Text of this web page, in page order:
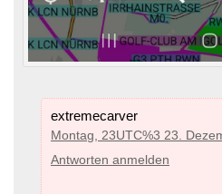
extremecarver
Montag, 23UTC%3 23.
Antworten anmelden